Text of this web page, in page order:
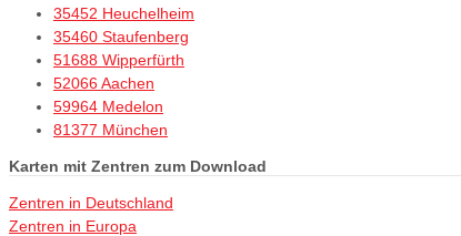
35452 Heuchelheim
35460 Staufenberg
51688 Wipperfürth
52066 Aachen
59964 Medelon
81377 München
Karten mit Zentren zum Download
Zentren in Deutschland
Zentren in Europa